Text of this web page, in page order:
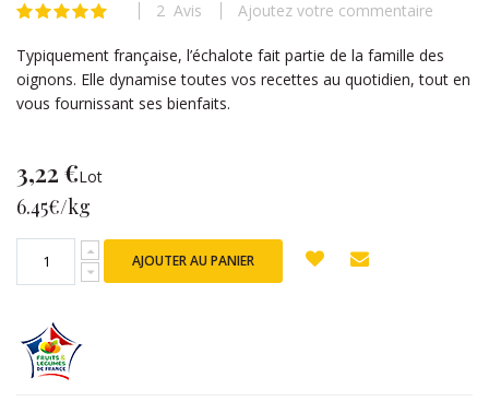
beginning
the
images
gallery
Évaluation: 2 Avis Ajoutez votre commentaire
Typiquement française, l’échalote fait partie de la famille des
oignons. Elle dynamise toutes vos recettes au quotidien, tout en
vous fournissant ses bienfaits.
3,22 €Lot
6.45€/kg
AJOUTER AU PANIER